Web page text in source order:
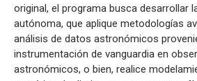
original, el programa busca desarrollar
autónoma, que aplique metodologías
análisis de datos astronómicos
instrumentación de vanguardia en
astronómicos, o bien, realice